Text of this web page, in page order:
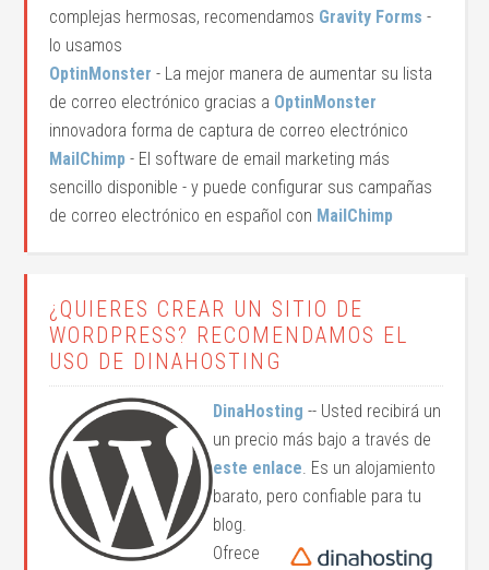
complejas hermosas, recomendamos Gravity Forms -
lo usamos
OptinMonster - La mejor manera de aumentar su lista
de correo electrónico gracias a OptinMonster
innovadora forma de captura de correo electrónico
MailChimp - El software de email marketing más
sencillo disponible - y puede configurar sus campañas
de correo electrónico en español con MailChimp
¿QUIERES CREAR UN SITIO DE
WORDPRESS? RECOMENDAMOS EL
USO DE DINAHOSTING
DinaHosting -- Usted recibirá un
un precio más bajo a través de
este enlace. Es un alojamiento
barato, pero confiable para tu
blog.
Ofrece